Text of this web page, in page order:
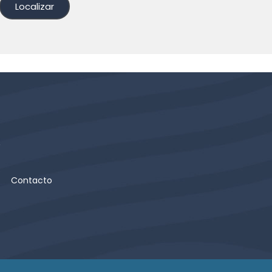
Localizar
Contacto